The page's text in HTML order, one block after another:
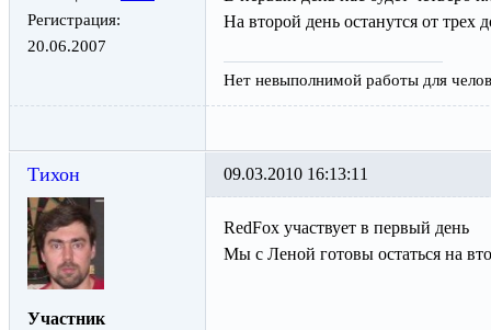
Регистрация:
20.06.2007
На второй день останутся от трех
Нет невыполнимой работы для
Тихон
Участник
09.03.2010 16:13:11
RedFox участвует в первый день
Мы с Леной готовы остаться на